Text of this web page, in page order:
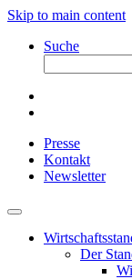
Skip to main content
Suche
Presse
Kontakt
Newsletter
Der